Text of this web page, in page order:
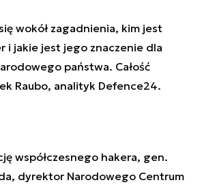
wokół zagadnienia, kim jest
i jakie jest jego znaczenie dla
państwa. Całość
Raubo, analityk Defence24.
współczesnego hakera, gen.
dyrektor Narodowego Centrum